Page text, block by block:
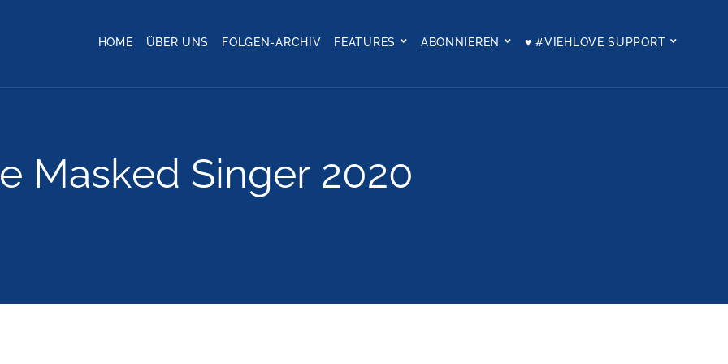
HOME ÜBER UNS FOLGEN-ARCHIV FEATURES ABONNIEREN ♥ #VIEHLOVE SUPPORT
Masked Singer 2020